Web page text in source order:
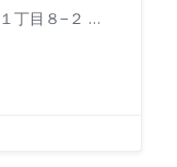
日本、東京都武蔵野市吉祥寺本町１丁目８−２ 北辰吉祥寺ビル西館 2階